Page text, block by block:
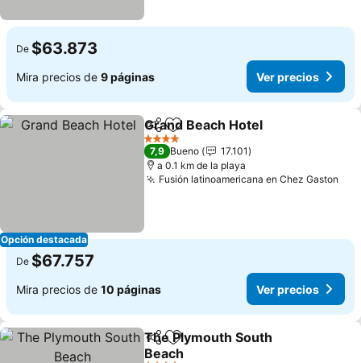
De $63.873
Mira precios de 9 páginas Ver precios
Opción destacada
CompartirAgregar a favoritos
Grand Beach Hotel
4 Estrellas
7,9 Bueno
17.101
a 0.1 km de la playa
Fusión latinoamericana en Chez Gaston
De $67.757
Mira precios de 10 páginas Ver precios
Compartir
Agregar a favoritos
The Plymouth South
Beach